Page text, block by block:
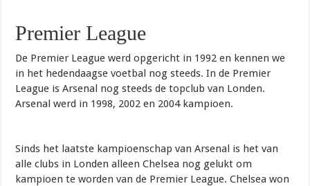
Premier League
De Premier League werd opgericht in 1992 en kennen we
in het hedendaagse voetbal nog steeds. In de Premier
League is Arsenal nog steeds de topclub van Londen.
Arsenal werd in 1998, 2002 en 2004 kampioen.
Sinds het laatste kampioenschap van Arsenal is het van
alle clubs in Londen alleen Chelsea nog gelukt om
kampioen te worden van de Premier League. Chelsea won